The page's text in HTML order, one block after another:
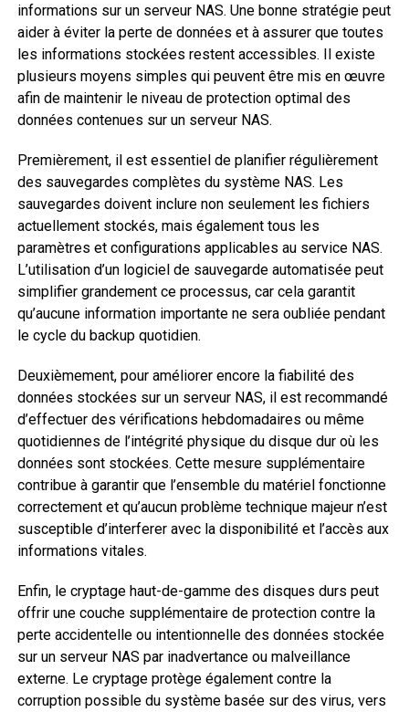
informations sur un serveur NAS. Une bonne stratégie peut
aider à éviter la perte de données et à assurer que toutes
les informations stockées restent accessibles. Il existe
plusieurs moyens simples qui peuvent être mis en œuvre
afin de maintenir le niveau de protection optimal des
données contenues sur un serveur NAS.
Premièrement, il est essentiel de planifier régulièrement
des sauvegardes complètes du système NAS. Les
sauvegardes doivent inclure non seulement les fichiers
actuellement stockés, mais également tous les
paramètres et configurations applicables au service NAS.
L’utilisation d’un logiciel de sauvegarde automatisée peut
simplifier grandement ce processus, car cela garantit
qu’aucune information importante ne sera oubliée pendant
le cycle du backup quotidien.
Deuxièmement, pour améliorer encore la fiabilité des
données stockées sur un serveur NAS, il est recommandé
d’effectuer des vérifications hebdomadaires ou même
quotidiennes de l’intégrité physique du disque dur où les
données sont stockées. Cette mesure supplémentaire
contribue à garantir que l’ensemble du matériel fonctionne
correctement et qu’aucun problème technique majeur n’est
susceptible d’interferer avec la disponibilité et l’accès aux
informations vitales.
Enfin, le cryptage haut-de-gamme des disques durs peut
offrir une couche supplémentaire de protection contre la
perte accidentelle ou intentionnelle des données stockée
sur un serveur NAS par inadvertance ou malveillance
externe. Le cryptage protège également contre la
corruption possible du système basée sur des virus, vers